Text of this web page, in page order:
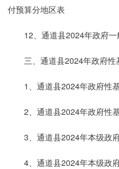
付预算分地区表
12、通道县2024年政府
三、通道县2024年政府性
1、通道县2024年政府性
2、通道县2024年政府性
3、通道县2024年本级政
4、通道县2024年本级政